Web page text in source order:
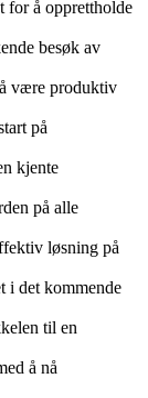
for å opprettholde
besøk av
være produktiv
på
kjente
på alle
løsning på
i det kommende
til en
å nå